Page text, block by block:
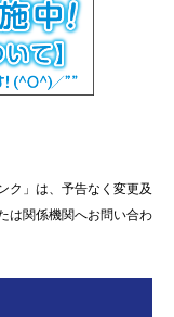
ク」は、予告なく変更及
は関係機関へお問い合わ